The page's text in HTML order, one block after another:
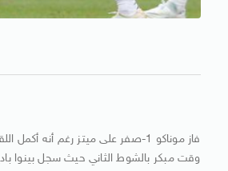
فاز موناكو 1-صفر على ميتز رغم أنه
وقت مبكر بالشوط الثاني حيث سجل بينوا